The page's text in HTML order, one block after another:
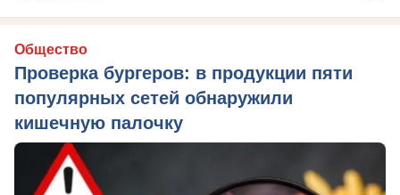
Общество
Проверка бургеров: в продукции пяти
популярных сетей обнаружили
кишечную палочку